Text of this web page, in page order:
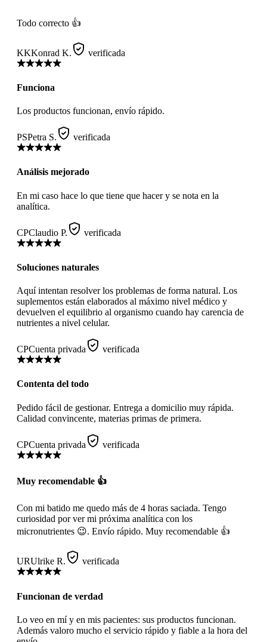
Todo correcto 👍
KKKonrad K. verificada
Funciona
Los productos funcionan, envío rápido.
PSPetra S. verificada
Análisis mejorado
En mi caso hace lo que tiene que hacer y se nota en la
analítica.
CPClaudio P. verificada
Soluciones naturales
Aquí intentan resolver los problemas de forma natural. Los
suplementos están elaborados al máximo nivel médico y
devuelven el equilibrio al organismo cuando hay carencia de
nutrientes a nivel celular.
CPCuenta privada verificada
Contenta del todo
Pedido fácil de gestionar. Entrega a domicilio muy rápida.
Calidad convincente, materias primas de primera.
CPCuenta privada verificada
Muy recomendable 👍
Con mi batido me quedo más de 4 horas saciada. Tengo
curiosidad por ver mi próxima analítica con los
micronutrientes 😉. Envío rápido. Muy recomendable 👍
URUlrike R. verificada
Funcionan de verdad
Lo veo en mí y en mis pacientes: sus productos funcionan.
Además valoro mucho el servicio rápido y fiable a la hora del